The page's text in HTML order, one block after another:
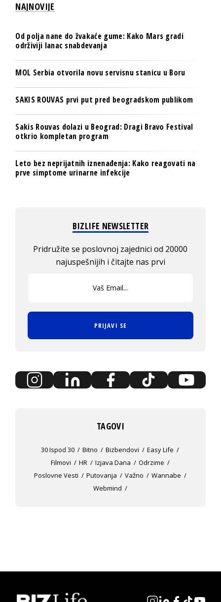
NAJNOVIJE
Od polja nane do žvakaće gume: Kako Mars gradi
održiviji lanac snabdevanja
MOL Serbia otvorila novu servisnu stanicu u Boru
SAKIS ROUVAS prvi put pred beogradskom publikom
Sakis Rouvas dolazi u Beograd: Dragi Bravo Festival
otkrio kompletan program
Leto bez neprijatnih iznenađenja: Kako reagovati na
prve simptome urinarne infekcije
BIZLIFE NEWSLETTER
Pridružite se poslovnoj zajednici od 20000
najuspešnijih i čitajte nas prvi
PRIJAVI SE
TAGOVI
30 Ispod 30 Bitno Bizbendovi
Easy Life
Filmovi
HR Izjava Dana
Odrzime
Poslovne Vesti
Putovanja Važno
Wannabe
Webmind